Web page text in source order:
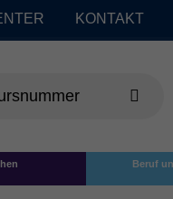
KONTAKT
Beruf